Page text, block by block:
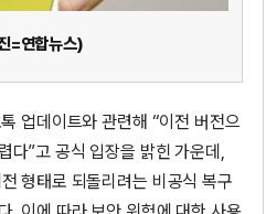
=연합뉴스)
업데이트와 관련해 “이전 버전으
다”고 공식 입장을 밝힌 가운데,
형태로 되돌리려는 비공식 복구